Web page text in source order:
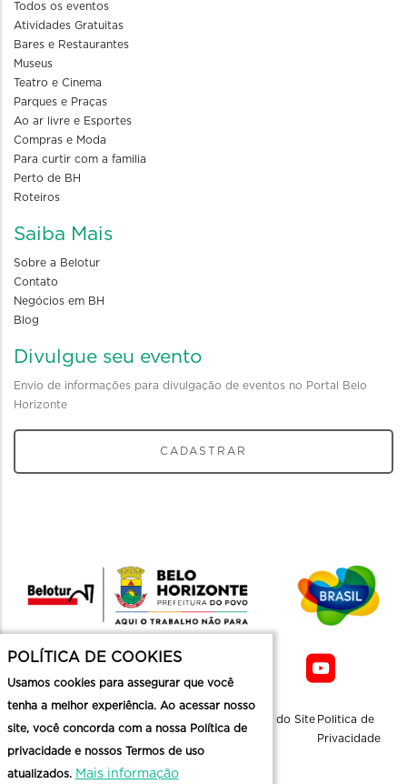
Todos os eventos
Atividades Gratuitas
Bares e Restaurantes
Museus
Teatro e Cinema
Parques e Praças
Ao ar livre e Esportes
Compras e Moda
Para curtir com a familia
Perto de BH
Roteiros
Saiba Mais
Sobre a Belotur
Contato
Negócios em BH
Blog
Divulgue seu evento
Envio de informações para divulgação de eventos no Portal Belo
Horizonte
CADASTRAR
Mapa do Site Politica de
Privacidade
POLÍTICA DE COOKIES
Usamos cookies para assegurar que você
tenha a melhor experiência. Ao acessar nosso
site, você concorda com a nossa Política de
privacidade e nossos Termos de uso
atualizados. Mais informação